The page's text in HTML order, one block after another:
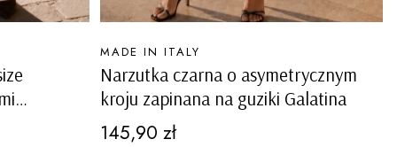
Narzutka czarna o asymetrycznym
kroju zapinana na guziki Galatina
PRODUCENT
MADE IN ITALY
Cena
145,90 zł